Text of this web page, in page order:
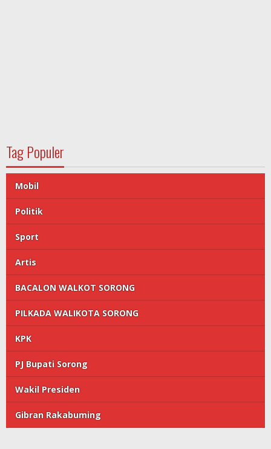
Tag Populer
Mobil
Politik
Sport
Artis
BACALON WALKOT SORONG
PILKADA WALIKOTA SORONG
KPK
PJ Bupati Sorong
Wakil Presiden
Gibran Rakabuming